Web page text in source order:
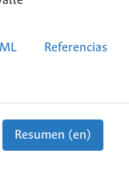
Referencias
Resumen (en)